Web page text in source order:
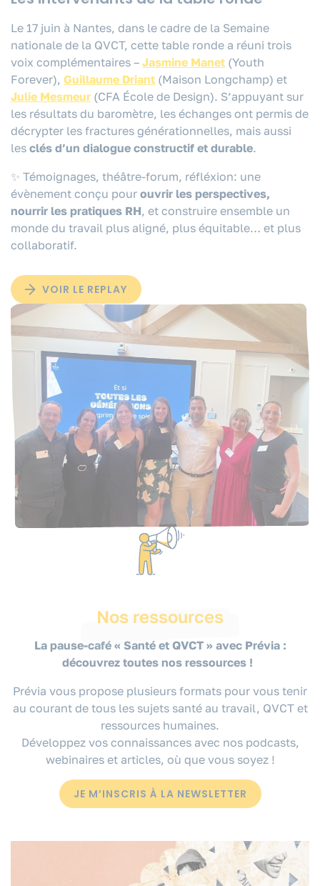
Le 17 juin à Nantes, dans le cadre de la Semaine
nationale de la QVCT, cette table ronde a réuni trois
voix complémentaires – Jasmine Manet (Youth
Forever), Guillaume Driant (Maison Longchamp) et
Julie Mesmeur (CFA École de Design). S’appuyant sur
les résultats du baromètre, les échanges ont permis de
décrypter les fractures générationnelles, mais aussi
les clés d’un dialogue constructif et durable.
✨ Témoignages, théâtre-forum, réfléxion: une
évènement conçu pour ouvrir les perspectives,
nourrir les pratiques RH, et construire ensemble un
monde du travail plus aligné, plus équitable… et plus
collaboratif.
VOIR LE REPLAY
Nos ressources
La pause-café « Santé et QVCT » avec Prévia :
découvrez toutes nos ressources !
Prévia vous propose plusieurs formats pour vous tenir
au courant de tous les sujets santé au travail, QVCT et
ressources humaines.
Développez vos connaissances avec nos podcasts,
webinaires et articles, où que vous soyez !
JE M’INSCRIS À LA NEWSLETTER